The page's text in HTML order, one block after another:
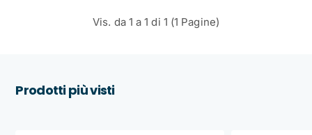
Vis. da 1 a 1 di 1 (1 Pagine)
Prodotti più visti